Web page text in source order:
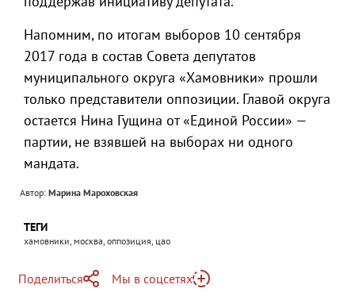
Напомним, по итогам выборов 10 сентября
2017 года в состав Cовета депутатов
муниципального округа «Хамовники» прошли
только представители оппозиции. Главой округа
остается Нина Гущина от «Единой России» —
партии, не взявшей на выборах ни одного
мандата.
Автор: Марина Мароховская
ТЕГИ
хамовники, москва, оппозиция, цао
Поделиться
Мы в соцсетях